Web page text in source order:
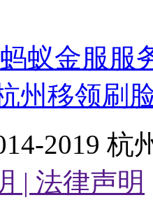
蚂蚁金服服
州移领刷
2019 杭
| 法律声明